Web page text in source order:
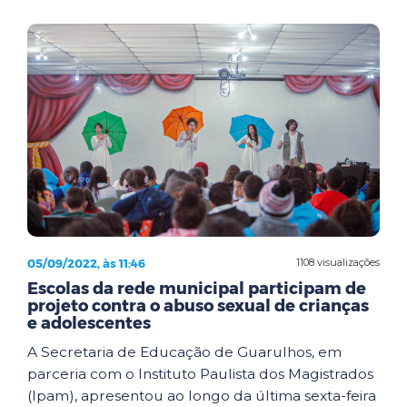
1108 visualizações
05/09/2022, às 11:46
Escolas da rede municipal participam de
projeto contra o abuso sexual de crianças
e adolescentes
A Secretaria de Educação de Guarulhos, em
parceria com o Instituto Paulista dos Magistrados
(Ipam), apresentou ao longo da última sexta-feira